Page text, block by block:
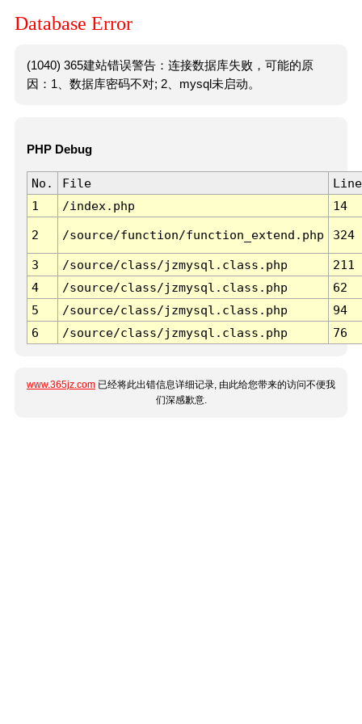
Database Error
(1040) 365建站错误警告：连接数据库失败，可能的原
因：1、数据库密码不对; 2、mysql未启动。
PHP Debug
No. File
Line
1
/index.php 14
2 /source/function/function_extend.php 324
3 /source/class/jzmysql.class.php
211
4
/source/class/jzmysql.class.php
62
5
/source/class/jzmysql.class.php
94
6
/source/class/jzmysql.class.php 76
www.365jz.com 已经将此出错信息详细记录, 由此给您带来的访问不便我
们深感歉意.